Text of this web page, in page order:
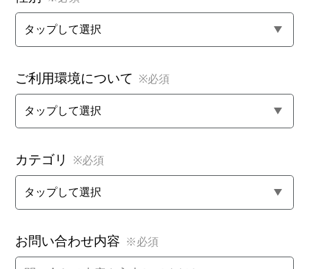
ご利用環境について ※必須
カテゴリ ※必須
お問い合わせ内容 ※必須